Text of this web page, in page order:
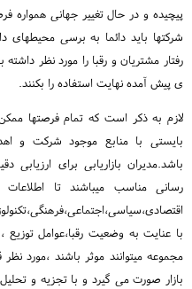
پیچیده و در حال تغییر جهانی همواره
شرکتها باید دائما به برسی محیطهای
رفتار مشتریان و رقبا را مورد نظر
ی پیش آمده نهایت استفاده را بکنند.
لازم به ذکر است که تمام فرصتها
بایستی با منابع موجود شرکت و
باشد.مدیران بازاریابی برای
رسانی مناسب میباشند تا
با عنایت به وضعیت رقبا،عوامل
مجموعه میتوانند موثر باشند ،مورد
بازار صورت می گیرد و با تجزیه و